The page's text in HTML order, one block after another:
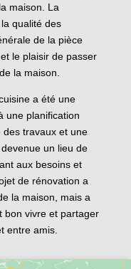
maison. La
qualité des
de la pièce
le plaisir de passer
la maison.
a été une
une planification
des travaux et une
un lieu de
aux besoins et
de rénovation a
la maison, mais a
bon vivre et partager
entre amis.